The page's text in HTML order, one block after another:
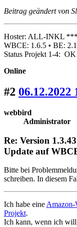
Beitrag geändert von
Hoster: ALL-INKL
WBCE: 1.6.5 • BE:
Status Projekt 1-4: OK
Online
#2 06.12.2022
webbird
Administrator
Re: Version
Update auf
Bitte bei
schreiben. In diesem
Ich habe eine Amazon-
Projekt.
Ich kann, wenn ich